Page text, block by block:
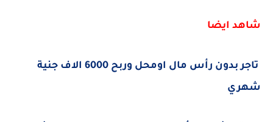
شاهد ايضا
تاجر بدون رأس مال اومحل وربح 6000 الاف جنية
شهري